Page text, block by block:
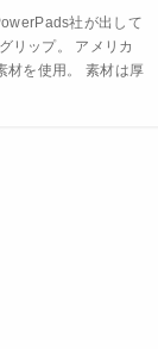
社が出して
リップ。 アメリカ
材を使用。 素材は厚